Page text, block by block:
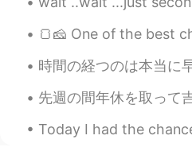
🍞🧀 One of the best cheesy garlic bread I've had in a while
時間の経つのは本当に早いですね。10連休はあっという間に終わりました。😉今日仕事は忙しいけど、休憩中に日
先週の間年休を取って吉田博展を観に行きました。🏔️ 3月末まで東京都美術館で開催されます。意外ととても空い
Today I had the chance to spent the afternoon with a